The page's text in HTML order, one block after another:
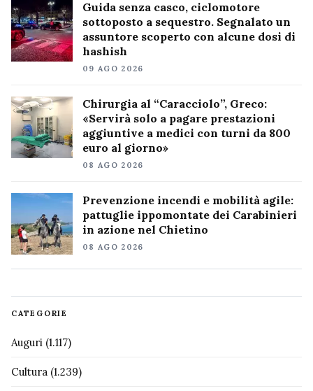
Guida senza casco, ciclomotore
sottoposto a sequestro. Segnalato un
assuntore scoperto con alcune dosi di
hashish
09 AGO 2026
Chirurgia al “Caracciolo”, Greco:
«Servirà solo a pagare prestazioni
aggiuntive a medici con turni da 800
euro al giorno»
08 AGO 2026
Prevenzione incendi e mobilità agile:
pattuglie ippomontate dei Carabinieri
in azione nel Chietino
08 AGO 2026
CATEGORIE
Auguri (1.117)
Cultura (1.239)